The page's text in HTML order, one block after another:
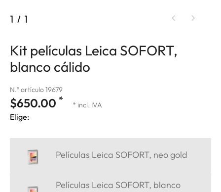
1 / 1
Kit películas Leica SOFORT,
blanco cálido
N.º artículo 19679
$650.00 * * incl. IVA
Elige:
Películas Leica SOFORT, neo gold
Películas Leica SOFORT, blanco